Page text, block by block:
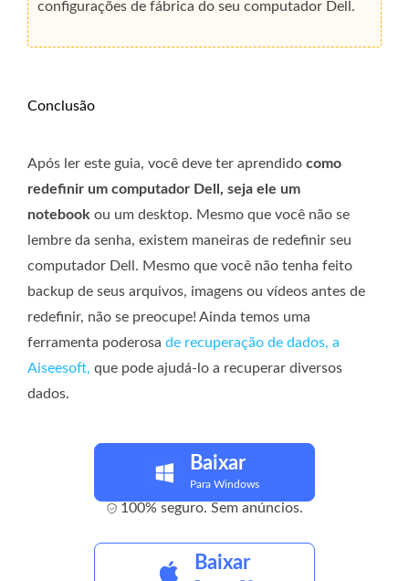
configurações de fábrica do seu computador Dell.
Conclusão
Após ler este guia, você deve ter aprendido como
redefinir um computador Dell, seja ele um
notebook ou um desktop. Mesmo que você não se
lembre da senha, existem maneiras de redefinir seu
computador Dell. Mesmo que você não tenha feito
backup de seus arquivos, imagens ou vídeos antes de
redefinir, não se preocupe! Ainda temos uma
ferramenta poderosa de recuperação de dados, a
Aiseesoft, que pode ajudá-lo a recuperar diversos
dados.
Baixar
Para Windows
100% seguro. Sem anúncios.
Baixar